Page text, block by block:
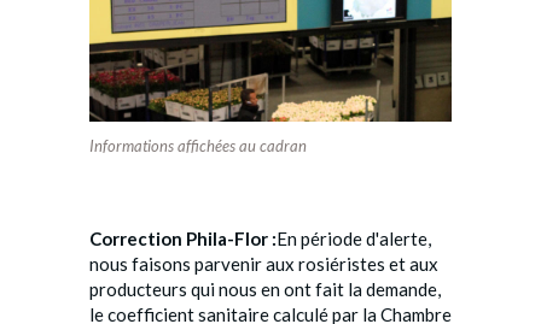
Informations affichées au cadran
Correction Phila-Flor :En période d'alerte,
nous faisons parvenir aux rosiéristes et aux
producteurs qui nous en ont fait la demande,
le coefficient sanitaire calculé par la Chambre